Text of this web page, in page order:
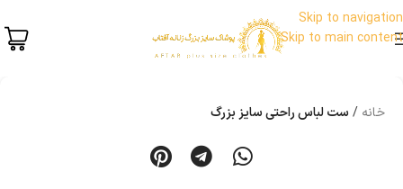
Skip to navigation
Skip to main content
خانه ست لباس راحتی سایز بزرگ